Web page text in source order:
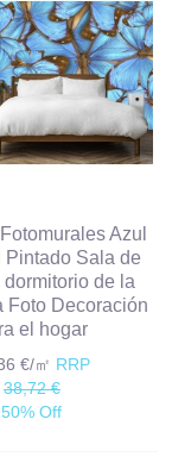
Azul
Pintado Sala de
dormitorio de la
Foto Decoración
el hogar
€/㎡ RRP
38,72 €
50% Off